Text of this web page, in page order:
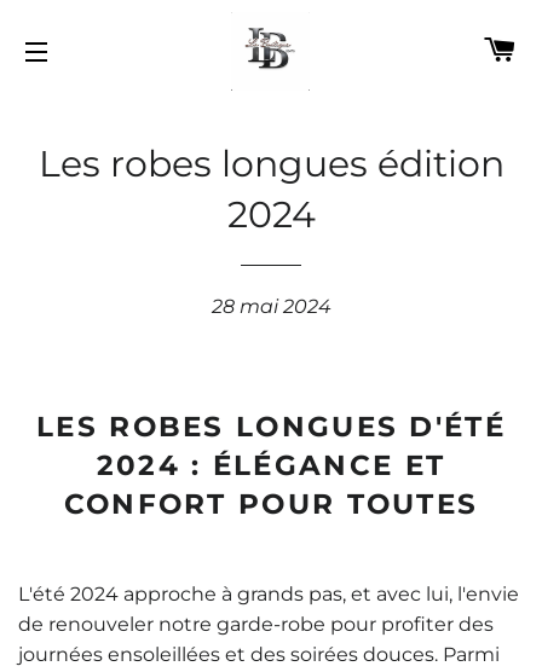
Les robes longues édition
2024
28 mai 2024
LES ROBES LONGUES D'ÉTÉ
2024 : ÉLÉGANCE ET
CONFORT POUR TOUTES
L'été 2024 approche à grands pas, et avec lui, l'envie
de renouveler notre garde-robe pour profiter des
journées ensoleillées et des soirées douces. Parmi